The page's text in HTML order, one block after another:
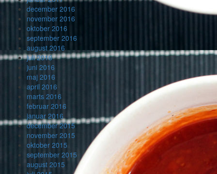
december 2016
november 2016
oktober 2016
september 2016
august 2016
juli 2016
juni 2016
maj 2016
april 2016
marts 2016
februar 2016
januar 2016
december 2015
november 2015
oktober 2015
september 2015
august 2015